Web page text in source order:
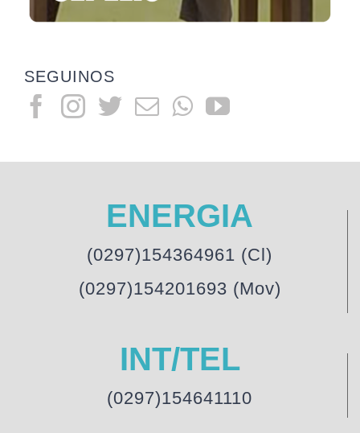
SEGUINOS
ENERGIA
(0297)154364961 (Cl)
(0297)154201693 (Mov)
INT/TEL
(0297)154641110